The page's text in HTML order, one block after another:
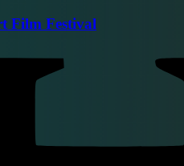
Film Festival